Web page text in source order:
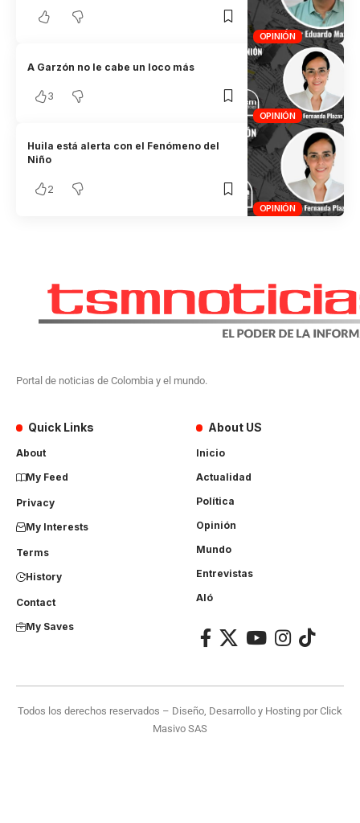
OPINIÓN
OPINIÓN
A Garzón no le cabe un loco más
3
OPINIÓN
Huila está alerta con el Fenómeno del
Niño
2
Portal de noticias de Colombia y el mundo.
Quick Links
About
My Feed
Privacy
My Interests
Terms
History
Contact
My Saves
About US
Inicio
Actualidad
Política
Opinión
Mundo
Entrevistas
Aló
Todos los derechos reservados – Diseño, Desarrollo y Hosting porClick
Masivo SAS